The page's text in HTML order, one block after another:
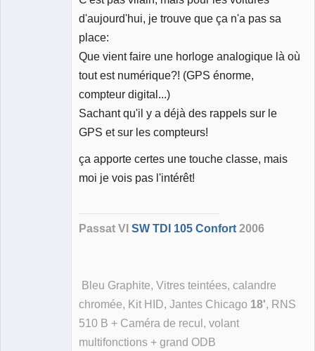
d'aujourd'hui, je trouve que ça n'a pas sa
place:
Que vient faire une horloge analogique là où
tout est numérique?! (GPS énorme,
compteur digital...)
Sachant qu'il y a déjà des rappels sur le
GPS et sur les compteurs!
ça apporte certes une touche classe, mais
moi je vois pas l'intérêt!
Passat VI SW TDI 105 Confort 2006
Bleu Graphite, Vitres teintées, calandre
chromée, Kit HID, Jantes Chicago 18', RNS
510 B + Caméra de recul, volant
multifonctions + grand ODB